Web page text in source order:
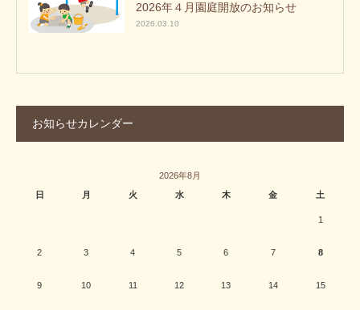
2026年４月園庭開放のお知らせ
2026.03.10
お知らせカレンダー
2026年8月
日
月 火 水 木 金 土
1
2 3 4 5 6 7 8
9 10 11 12 13 14 15